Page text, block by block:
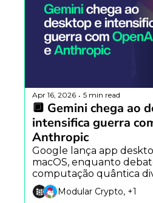
Apr 16, 2026 • 5 min read
🔲 Gemini chega ao
intensifica guerra
Anthropic
Google lança app
macOS, enquanto
computação quântica
nova regra da Receita
amplia controle sobre
Modular Crypto, +1